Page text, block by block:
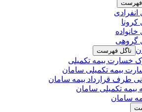
فهرست
انفرادی
کرونا
خانواده
گروهی
تاگل فهرست
خسارت بیمه تکمیلی
بیمه تکمیلی سامان
طرف قرارداد بیمه سامان
بیمه تکمیلی سامان
سامان